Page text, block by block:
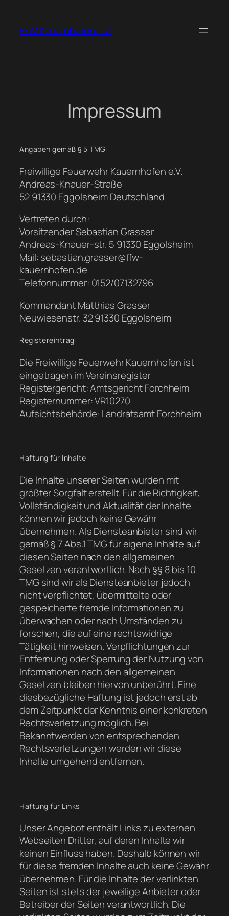
springen
FFW Kauernhofen e.V.
Impressum
Angaben gemäß § 5 TMG:
Freiwillige Feuerwehr Kauernhofen e.V.
Andreas-Knauer-Straße
52 91330 Eggolsheim Deutschland
Vertreten durch:
Vorsitzender Sebastian Grasser
Andreas-Knauer-str. 5 91330 Eggolsheim
Mail: sebastian.grasser@ffw-
kauernhofen.de
Telefonnummer: 0152/07132796
Kommandant Matthias Grasser
Neuwiesenstr. 32 91330 Eggolsheim
Registereintrag:
Die Freiwillige Feuerwehr Kauernhofen ist
eingetragen im Vereinsregister
Registergericht: Amtsgericht Forchheim
Registernummer: VR10270
Aufsichtsbehörde: Landratsamt Forchheim
Haftung für Inhalte
Die Inhalte unserer Seiten wurden mit
größter Sorgfalt erstellt. Für die Richtigkeit,
Vollständigkeit und Aktualität der Inhalte
können wir jedoch keine Gewähr
übernehmen. Als Diensteanbieter sind wir
gemäß § 7 Abs.1 TMG für eigene Inhalte auf
diesen Seiten nach den allgemeinen
Gesetzen verantwortlich. Nach §§ 8 bis 10
TMG sind wir als Diensteanbieter jedoch
nicht verpflichtet, übermittelte oder
gespeicherte fremde Informationen zu
überwachen oder nach Umständen zu
forschen, die auf eine rechtswidrige
Tätigkeit hinweisen. Verpflichtungen zur
Entfernung oder Sperrung der Nutzung von
Informationen nach den allgemeinen
Gesetzen bleiben hiervon unberührt. Eine
diesbezügliche Haftung ist jedoch erst ab
dem Zeitpunkt der Kenntnis einer konkreten
Rechtsverletzung möglich. Bei
Bekanntwerden von entsprechenden
Rechtsverletzungen werden wir diese
Inhalte umgehend entfernen.
Haftung für Links
Unser Angebot enthält Links zu externen
Webseiten Dritter, auf deren Inhalte wir
keinen Einfluss haben. Deshalb können wir
für diese fremden Inhalte auch keine Gewähr
übernehmen. Für die Inhalte der verlinkten
Seiten ist stets der jeweilige Anbieter oder
Betreiber der Seiten verantwortlich. Die